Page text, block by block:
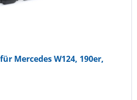
Mercedes W124, 190er,